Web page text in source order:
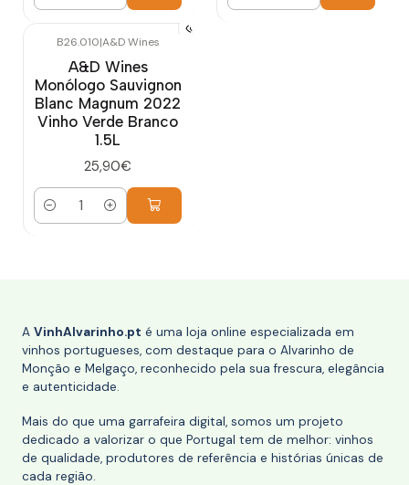
B26.010|A&D Wines
A&D Wines
Monólogo Sauvignon
Blanc Magnum 2022
Vinho Verde Branco
1.5L
25,90€
Quantidade
A VinhAlvarinho.pt é uma loja online especializada em
vinhos portugueses, com destaque para o Alvarinho de
Monção e Melgaço, reconhecido pela sua frescura, elegância
e autenticidade.
Mais do que uma garrafeira digital, somos um projeto
dedicado a valorizar o que Portugal tem de melhor: vinhos
de qualidade, produtores de referência e histórias únicas de
cada região.